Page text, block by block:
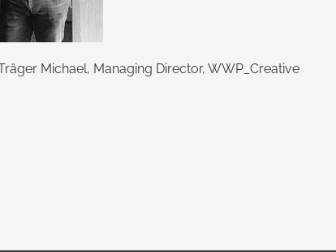
Michael, Managing Director, WWP_Creative